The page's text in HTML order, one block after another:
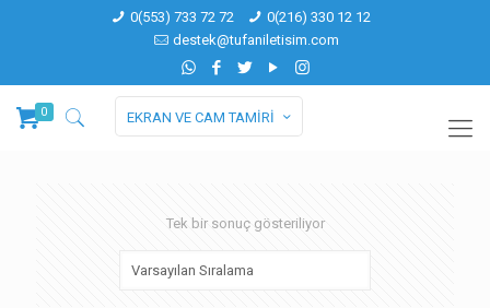
0(553) 733 72 72
0(216) 330 12 12
destek@tufaniletisim.com
0 EKRAN VE CAM TAMİRİ
Tek bir sonuç gösteriliyor